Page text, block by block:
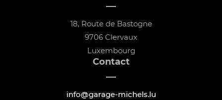
18, Route de Bastogne
9706 Clervaux
Luxembourg
Contact
info@garage-michels.lu